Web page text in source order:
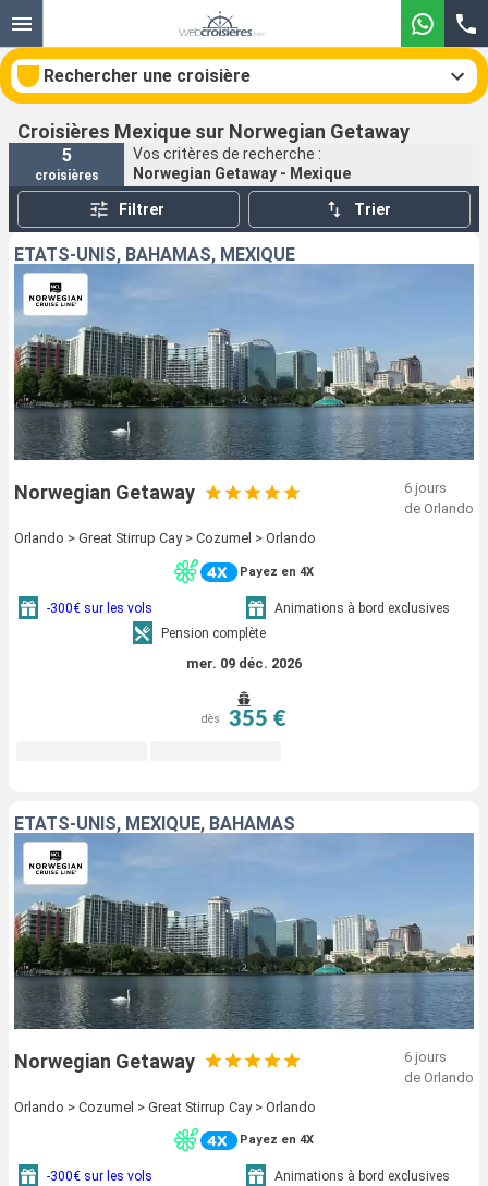
Rechercher une croisière
Nos destinations
Mois de départ
Ports
Rechercher
Croisières Mexique sur Norwegian Getaway
5
croisières
Vos critères de recherche :
Norwegian Getaway - Mexique
Filtrer Trier
ÉTATS-UNIS, BAHAMAS, MEXIQUE
Norwegian Getaway
6 jours
de Orlando
Orlando > Great Stirrup Cay > Cozumel > Orlando
Payez en 4X
-300€ sur les vols
Animations à bord exclusives
Pension complète
mer. 09 déc. 2026
dès 355 €
ÉTATS-UNIS, MEXIQUE, BAHAMAS
Norwegian Getaway
6 jours
de Orlando
Orlando > Cozumel > Great Stirrup Cay > Orlando
Payez en 4X
-300€ sur les vols
Animations à bord exclusives